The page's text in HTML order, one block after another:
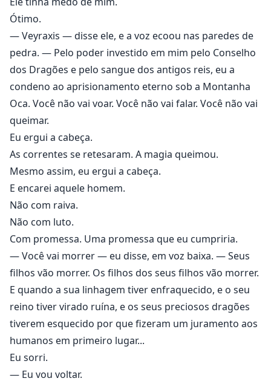
Ótimo.
— Veyraxis — disse ele, e a voz ecoou nas paredes de
pedra. — Pelo poder investido em mim pelo Conselho
dos Dragões e pelo sangue dos antigos reis, eu a
condeno ao aprisionamento eterno sob a Montanha
Oca. Você não vai voar. Você não vai falar. Você não vai
queimar.
Eu ergui a cabeça.
As correntes se retesaram. A magia queimou.
Mesmo assim, eu ergui a cabeça.
E encarei aquele homem.
Não com raiva.
Não com luto.
Com promessa. Uma promessa que eu cumpriria.
— Você vai morrer — eu disse, em voz baixa. — Seus
filhos vão morrer. Os filhos dos seus filhos vão morrer.
E quando a sua linhagem tiver enfraquecido, e o seu
reino tiver virado ruína, e os seus preciosos dragões
tiverem esquecido por que fizeram um juramento aos
humanos em primeiro lugar...
Eu sorri.
— Eu vou voltar.